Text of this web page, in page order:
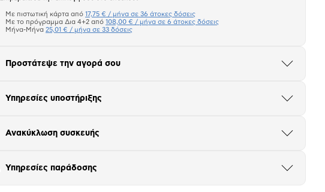
Πιστωτική κάρτα
Μήνα Μήνα
Με πιστωτική κάρτα από 17,75 € / μήνα σε 36 άτοκες δόσεις
Με το πρόγραμμα Δια 4+2 από 108,00 € / μήνα σε 6 άτοκες δόσεις
Μήνα-Μήνα 25,01 € / μήνα σε 33 δόσεις
Προστάτεψε την αγορά σου
Άνοιξε
Υπηρεσίες υποστήριξης
Άνοιξε
Ανακύκλωση συσκευής
Άνοιξε
Υπηρεσίες παράδοσης
Άνοιξε